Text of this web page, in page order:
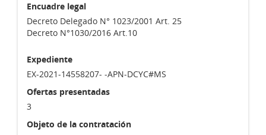
Encuadre legal
Decreto Delegado N° 1023/2001 Art. 25
Decreto N°1030/2016 Art.10
Expediente
EX-2021-14558207- -APN-DCYC#MS
Ofertas presentadas
3
Objeto de la contratación